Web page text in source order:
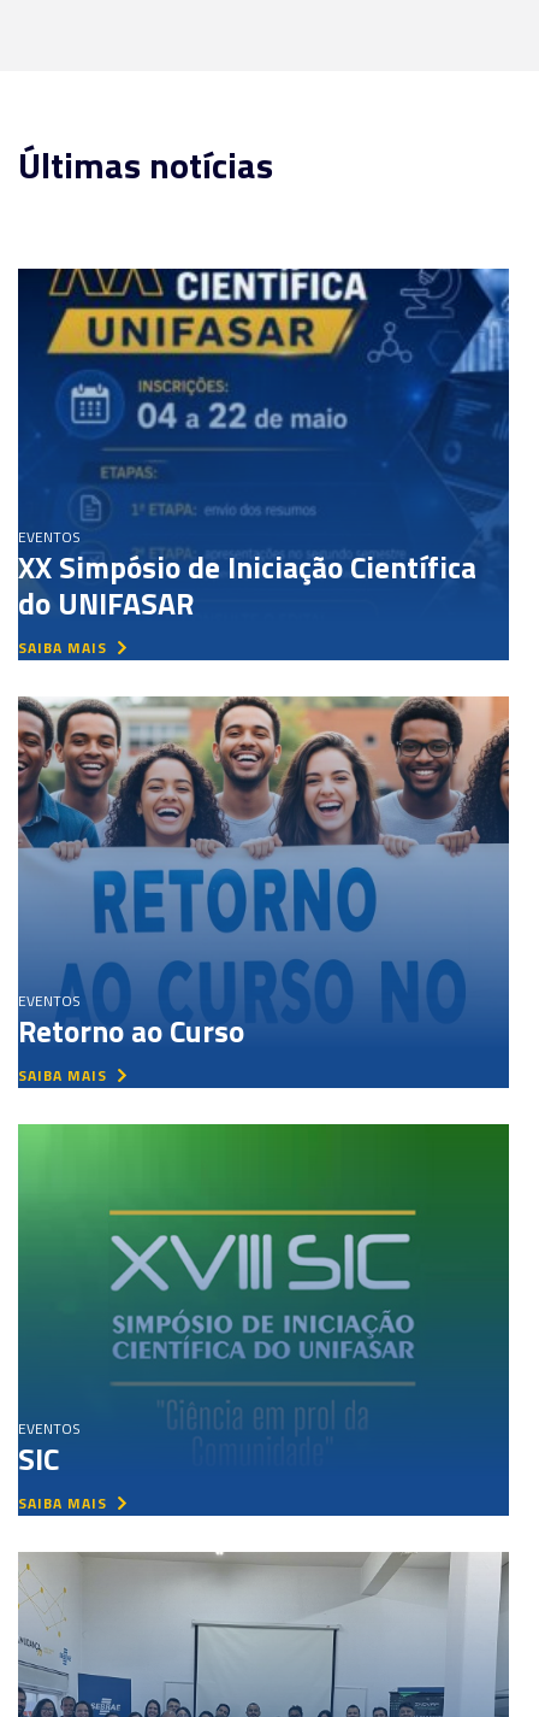
Últimas notícias
EVENTOS
XX Simpósio de Iniciação Científica
do UNIFASAR
SAIBA MAIS
EVENTOS
Retorno ao Curso
SAIBA MAIS
EVENTOS
SIC
SAIBA MAIS